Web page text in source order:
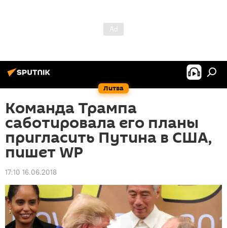
Литва
Команда Трампа
саботировала его планы
пригласить Путина в США,
пишет WP
17:10 16.06.2018